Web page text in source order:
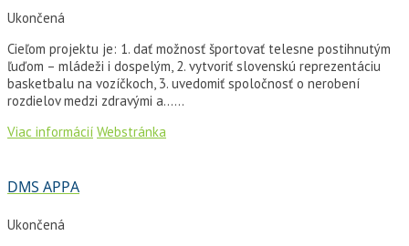
Ukončená
Cieľom projektu je: 1. dať možnosť športovať telesne postihnutým
ľuďom – mládeži i dospelým, 2. vytvoriť slovenskú reprezentáciu
basketbalu na vozíčkoch, 3. uvedomiť spoločnosť o nerobení
rozdielov medzi zdravými a…...
Viac informácií Webstránka
DMS APPA
Ukončená